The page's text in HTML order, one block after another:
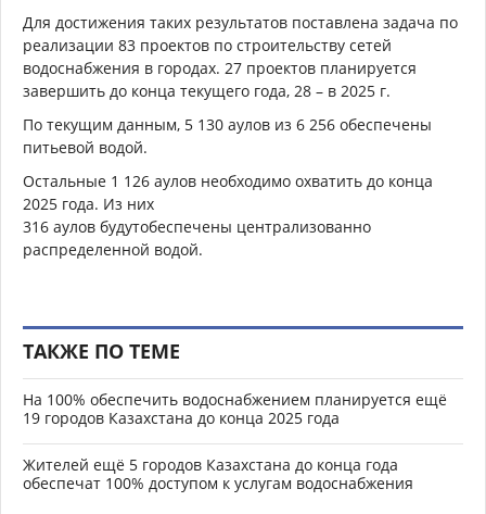
Для достижения таких результатов поставлена задача по
реализации 83 проектов по строительству сетей
водоснабжения в городах. 27 проектов планируется
завершить до конца текущего года, 28 – в 2025 г.
По текущим данным, 5 130 аулов из 6 256 обеспечены
питьевой водой.
Остальные 1 126 аулов необходимо охватить до конца
2025 года. Из них
316 аулов будутобеспечены централизованно
распределенной водой.
ТАКЖЕ ПО ТЕМЕ
На 100% обеспечить водоснабжением планируется ещё
19 городов Казахстана до конца 2025 года
Жителей ещё 5 городов Казахстана до конца года
обеспечат 100% доступом к услугам водоснабжения